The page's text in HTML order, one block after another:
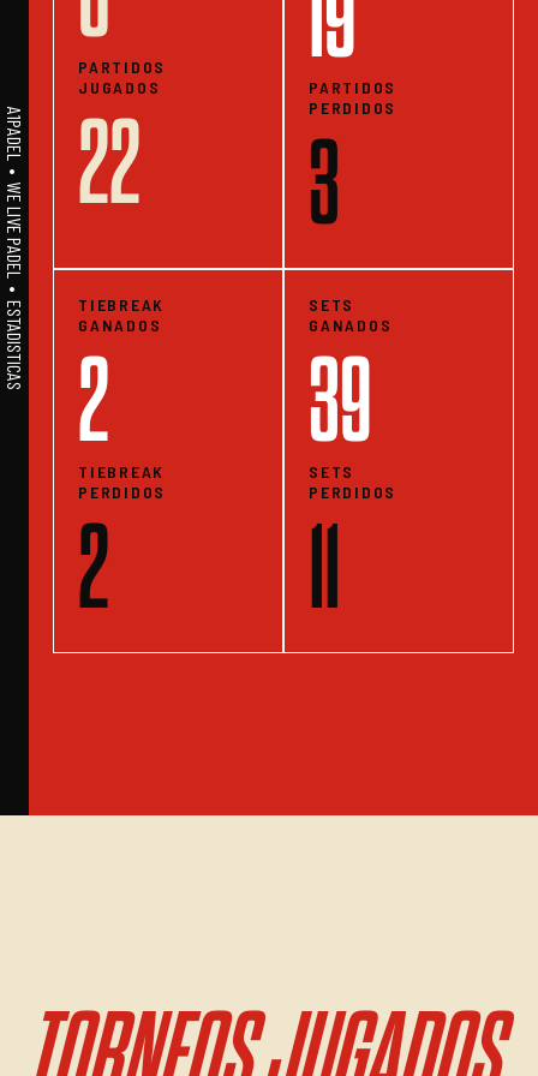
A1PADEL • WE LIVE PADEL • ESTADISTICAS
PARTIDOS
JUGADOS
22
PARTIDOS
PERDIDOS
3
TIEBREAK
GANADOS
2
TIEBREAK
PERDIDOS
2
SETS
GANADOS
39
SETS
PERDIDOS
11